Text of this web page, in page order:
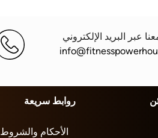
عبر البريد الإلكتروني
روابط سريعة
الأحكام والشروط